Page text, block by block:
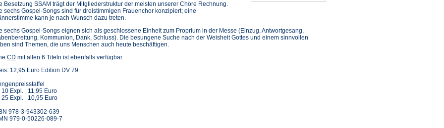
Besetzung SSAM trägt der Mitgliederstruktur der meisten unserer Chöre Rechnung.
sechs Gospel-Songs sind für dreistimmigen Frauenchor konzipiert; eine
kann je nach Wunsch dazu treten.
sechs Gospel-Songs eignen sich als geschlossene Einheit zum Proprium in der Messe (Einzug, Antwortgesang,
Kommunion, Dank, Schluss). Die besungene Suche nach der Weisheit Gottes und einem sinnvollen
sind Themen, die uns Menschen auch heute beschäftigen.
CD (Öffnet
einem
Tab)
mit allen 6 Titeln ist ebenfalls verfügbar.
12,95 Euro Edition DV 79
10 Expl. 11,95 Euro
25 Expl. 10,95 Euro
978-3-943302-639
979-0-50226-089-7